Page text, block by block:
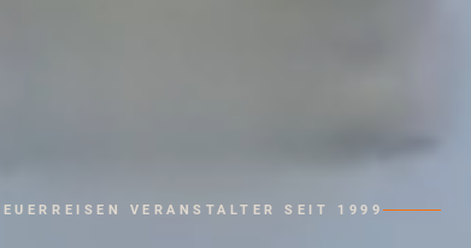
VERANSTALTER SEIT 1999